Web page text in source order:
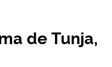
de Tunja,